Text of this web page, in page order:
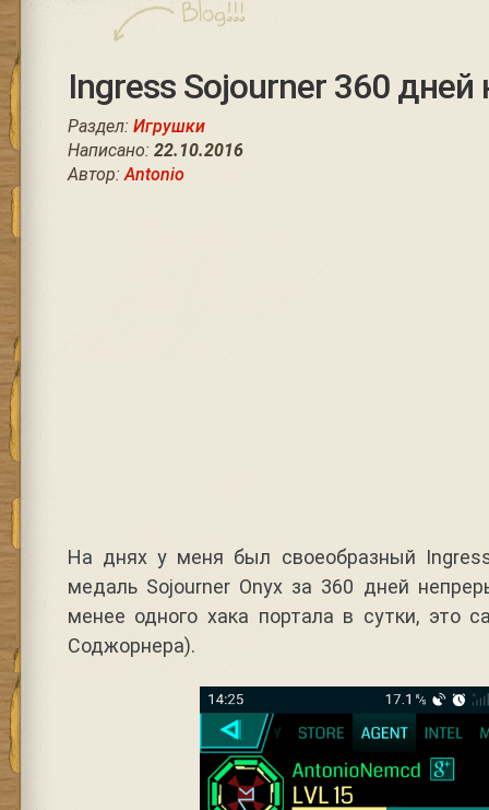
Ingress Sojourner 360
Раздел: Игрушки
Написано: 22.10.2016
Автор:Antonio
На днях у меня был своеобразный
медаль Sojourner Onyx за 360 дней
менее одного хака портала в сутки, это
Соджорнера).